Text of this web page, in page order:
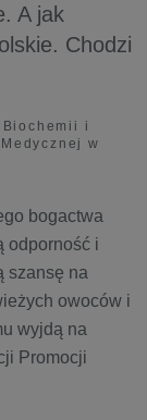
A jak
Chodzi
i
w
bogactwa
odporność i
szansę na
owoców i
wyjdą na
Promocji